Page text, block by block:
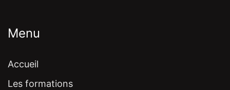
Menu
Accueil
Les formations